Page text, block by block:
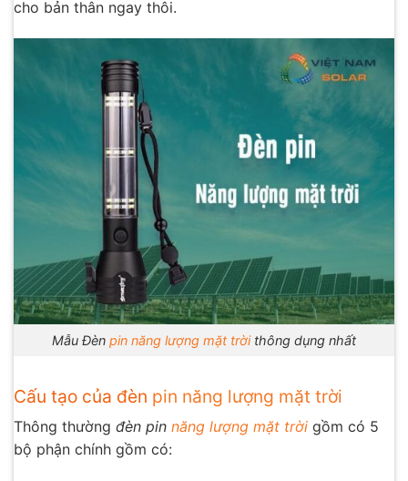
cho bản thân ngay thôi.
Mẫu Đèn pin năng lượng mặt trờithông dụng nhất
Cấu tạo của đèn pin năng lượng mặt trời
Thông thường đèn pin năng lượng mặt trời gồm có 5
bộ phận chính gồm có: